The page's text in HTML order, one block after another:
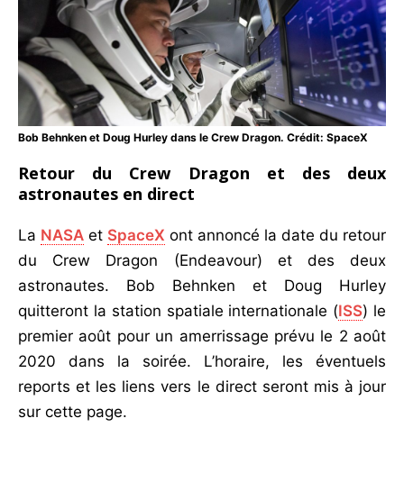
Bob Behnken et Doug Hurley dans le Crew Dragon. Crédit: SpaceX
Retour du Crew Dragon et des deux
astronautes en direct
La NASA et SpaceX ont annoncé la date du retour
du Crew Dragon (Endeavour) et des deux
astronautes. Bob Behnken et Doug Hurley
quitteront la station spatiale internationale (ISS) le
premier août pour un amerrissage prévu le 2 août
2020 dans la soirée. L’horaire, les éventuels
reports et les liens vers le direct seront mis à jour
sur cette page.